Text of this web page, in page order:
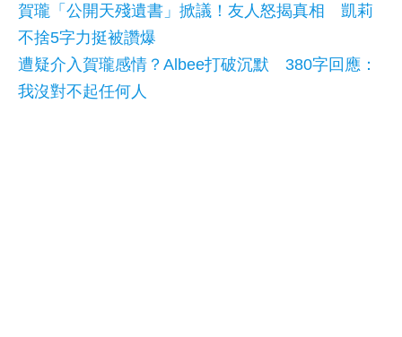
賀瓏「公開天殘遺書」掀議！友人怒揭真相 凱莉
不捨5字力挺被讚爆
遭疑介入賀瓏感情？Albee打破沉默 380字回應：
我沒對不起任何人